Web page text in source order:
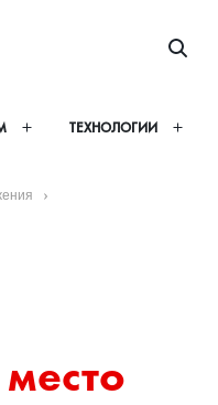
ТЕХНОЛОГИИ